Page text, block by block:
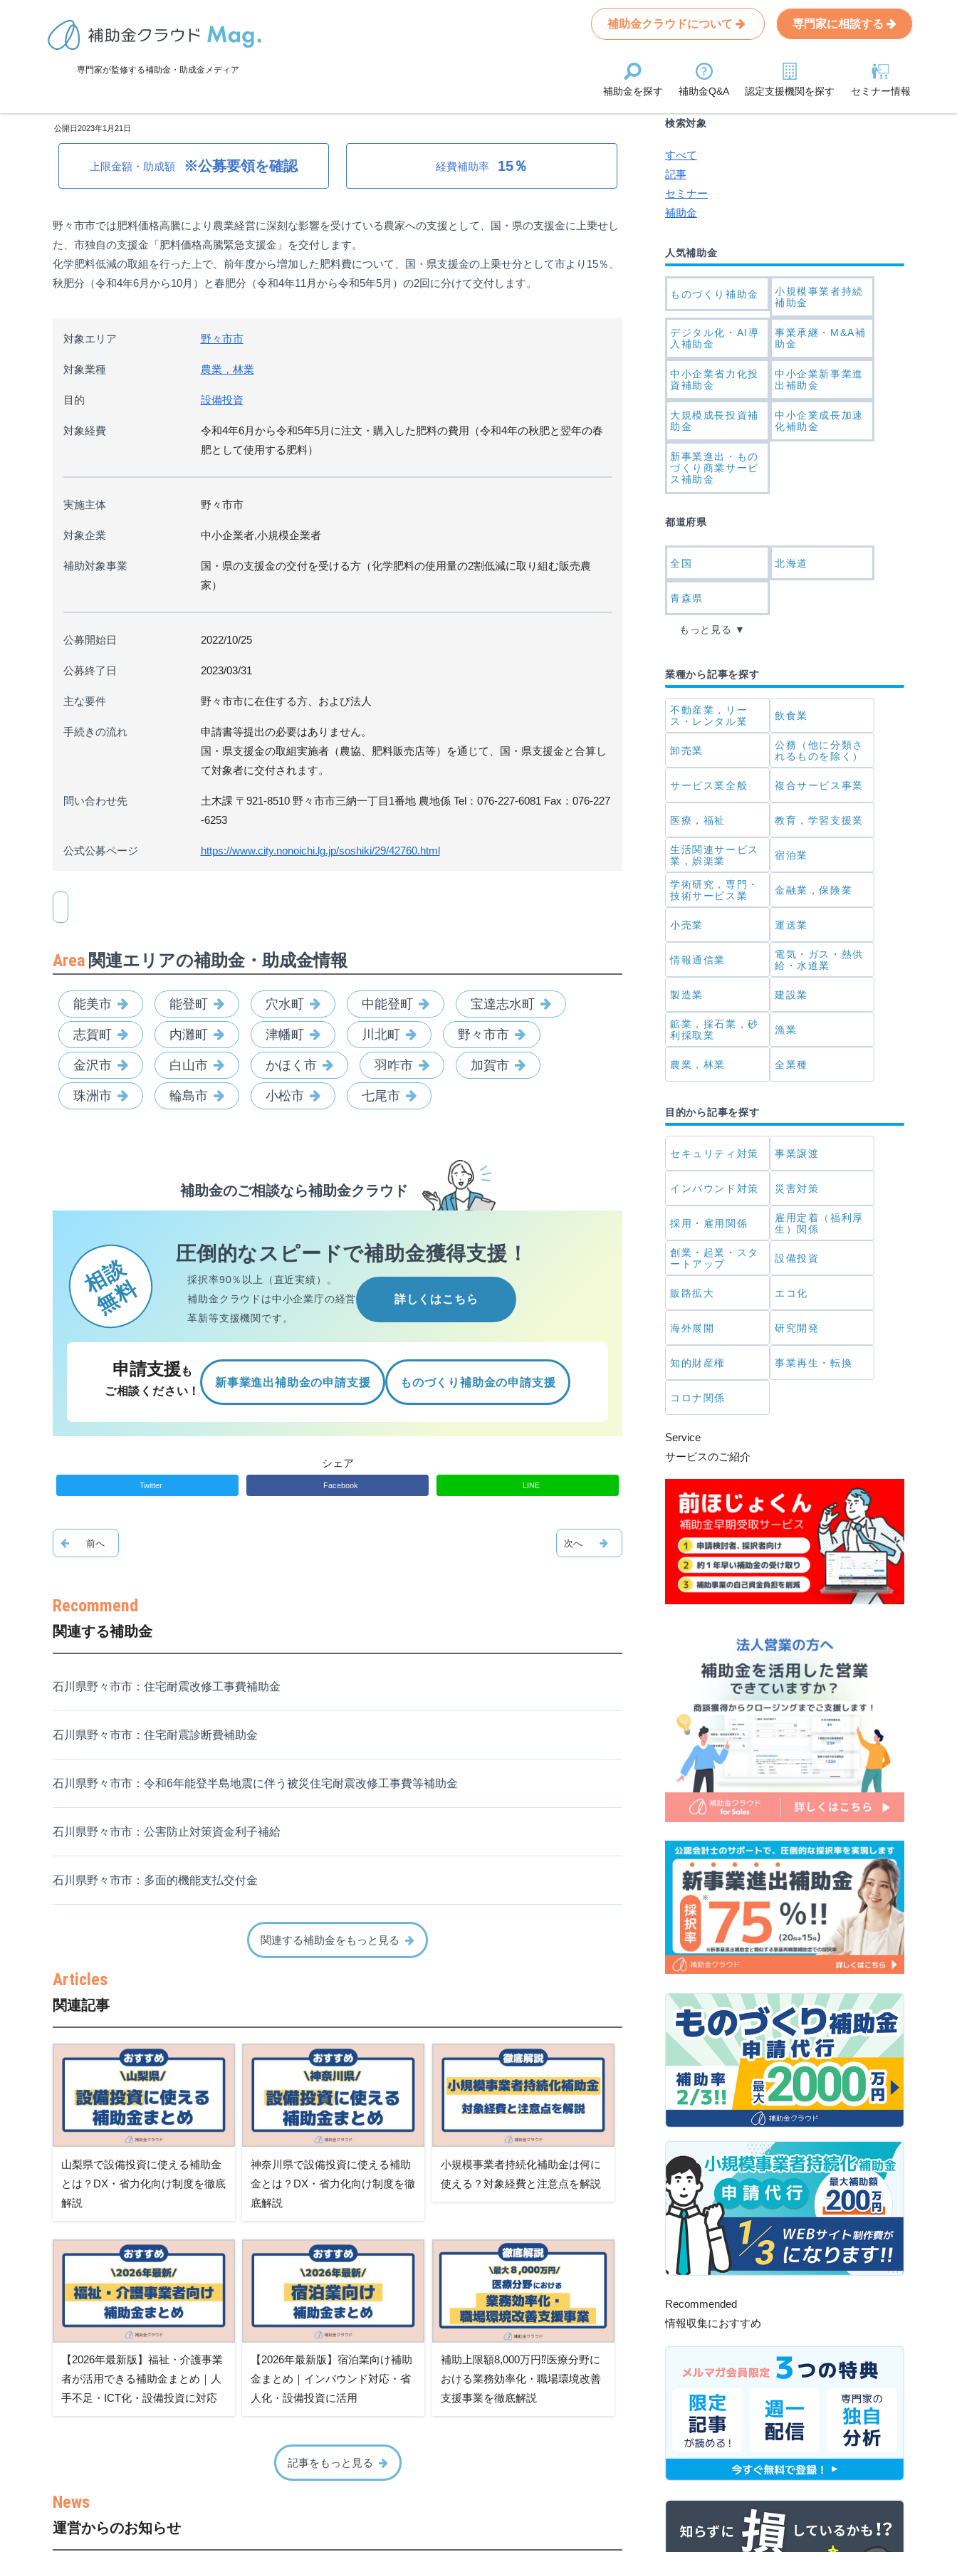
専門家が監修する補助金・助成金メディア
補助金クラウドについて 専門家に相談する
補助金を探す 補助金Q&A 認定支援機関を探す セミナー情報
>補助金・助成金詳細
2023年1月21日
上限金額・助成額 ※公募要領を確認 経費補助率 15％
野々市市では肥料価格高騰により農業経営に深刻な影響を受けている農家への支援として、国・県の支援金に上乗せし
た、市独自の支援金「肥料価格高騰緊急支援金」を交付します。
化学肥料低減の取組を行った上で、前年度から増加した肥料費について、国・県支援金の上乗せ分として市より15％、
秋肥分（令和4年6月から10月）と春肥分（令和4年11月から令和5年5月）の2回に分けて交付します。
対象エリア 野々市市
対象業種 農業，林業
目的 設備投資
対象経費
令和4年6月から令和5年5月に注文・購入した肥料の費用（令和4年の秋肥と翌年の春
肥として使用する肥料）
実施主体 野々市市
対象企業 中小企業者,小規模企業者
補助対象事業
国・県の支援金の交付を受ける方（化学肥料の使用量の2割低減に取り組む販売農
家）
公募開始日 2022/10/25
公募終了日 2023/03/31
主な要件 野々市市に在住する方、および法人
手続きの流れ
申請書等提出の必要はありません。
国・県支援金の取組実施者（農協、肥料販売店等）を通じて、国・県支援金と合算し
て対象者に交付されます。
問い合わせ先
土木課 〒921-8510 野々市市三納一丁目1番地 農地係 Tel：076-227-6081 Fax：076-227
-6253
公式公募ページ https://www.city.nonoichi.lg.jp/soshiki/29/42760.html
Area 関連エリアの補助金・助成金情報
能美市 能登町 穴水町 中能登町 宝達志水町
志賀町 内灘町 津幡町 川北町 野々市市
金沢市 白山市 かほく市 羽咋市 加賀市
珠洲市 輪島市 小松市 七尾市
補助金のご相談なら補助金クラウド
相談
無料
圧倒的なスピードで補助金獲得支援！
採択率90％以上（直近実績）。
補助金クラウドは中小企業庁の経営
革新等支援機関です。
詳しくはこちら
申請支援 も
ご相談ください！
新事業進出補助金の申請支援 ものづくり補助金の申請支援
シェア
Twitter Facebook LINE
関連する補助金
石川県野々市市：住宅耐震改修工事費補助金
石川県野々市市：住宅耐震診断費補助金
石川県野々市市：令和6年能登半島地震に伴う被災住宅耐震改修工事費等補助金
石川県野々市市：公害防止対策資金利子補給
石川県野々市市：多面的機能支払交付金
関連する補助金をもっと見る
関連記事
山梨県で設備投資に使える補助金
とは？DX・省力化向け制度を徹底
解説
神奈川県で設備投資に使える補助
金とは？DX・省力化向け制度を徹
底解説
小規模事業者持続化補助金は何に
使える？対象経費と注意点を解説
【2026年最新版】福祉・介護事業
者が活用できる補助金まとめ｜人
手不足・ICT化・設備投資に対応
【2026年最新版】宿泊業向け補助
金まとめ｜インバウンド対応・省
人化・設備投資に活用
補助上限額8,000万円⁉医療分野に
おける業務効率化・職場環境改善
支援事業を徹底解説
記事をもっと見る
運営からのお知らせ
Search
条件から記事を探す
検索対象
すべて
記事
セミナー
補助金
人気補助金
ものづくり補助金
小規模事業者持続
補助金
デジタル化・AI導
入補助金
事業承継・M&A補
助金
中小企業省力化投
資補助金
中小企業新事業進
出補助金
大規模成長投資補
助金
中小企業成長加速
化補助金
新事業進出・もの
づくり商業サービ
ス補助金
都道府県
全国 北海道
青森県
もっと見る
業種から記事を探す
不動産業，リー
ス・レンタル業
飲食業
卸売業
公務（他に分類さ
れるものを除く）
サービス業全般 複合サービス事業
医療，福祉 教育，学習支援業
生活関連サービス
業，娯楽業
宿泊業
学術研究，専門・
技術サービス業
金融業，保険業
小売業 運送業
情報通信業
電気・ガス・熱供
給・水道業
製造業 建設業
鉱業，採石業，砂
利採取業
漁業
農業，林業 全業種
目的から記事を探す
セキュリティ対策 事業譲渡
インバウンド対策 災害対策
採用・雇用関係
雇用定着（福利厚
生）関係
創業・起業・スタ
ートアップ
設備投資
販路拡大 エコ化
海外展開 研究開発
知的財産権 事業再生・転換
コロナ関係
Service
サービスのご紹介
Recommended
情報収集におすすめ